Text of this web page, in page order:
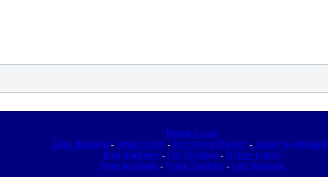
Bjarne Lohse
Allan Rønberg - Jørgen Lund - Jim Stjerne Hansen - Jørgen
Poul Andersen - Ole Skouboe- Holger Larsen
Steen Knudsen - Frank Duelund - Leif Jonassen